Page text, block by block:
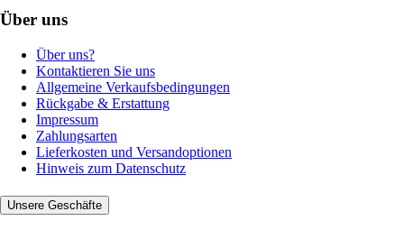
Über uns
Über uns?
Kontaktieren Sie uns
Allgemeine Verkaufsbedingungen
Rückgabe & Erstattung
Impressum
Zahlungsarten
Lieferkosten und Versandoptionen
Hinweis zum Datenschutz
Unsere Geschäfte